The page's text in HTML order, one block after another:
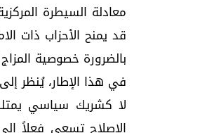
معادلة السيطرة
قد يمنح الأحزاب ذات
بالضرورة خصوصية
في هذا الإطار، يُنظر
لا كشريك سياسي